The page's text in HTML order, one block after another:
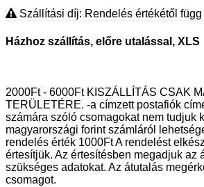
Szállítási díj: Rendelés értékétől függ
Házhoz szállítás, előre utalással, XLS
2000Ft - 6000Ft KISZÁLLÍTÁS CSAK
TERÜLETÉRE. -a címzett postafiók
számára szóló csomagokat nem tudjuk
magyarországi forint számláról
rendelés érték 1000Ft A rendelést
értesítjük. Az értesítésben megadjuk az
szükséges adatokat. Az átutalás
csomagot.